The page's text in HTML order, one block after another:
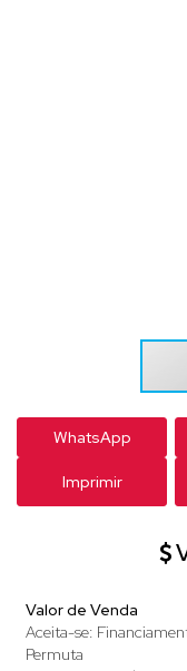
WhatsApp
Imprimir
Valor de Venda
Aceita-se:
Permuta